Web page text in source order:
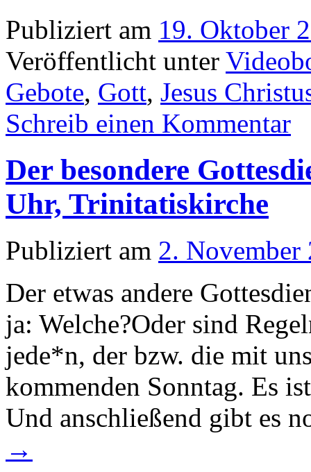
Publiziert am 19. Oktober
Veröffentlicht unter
Gebote, Gott, Jesus
Schreib einen Kommentar
Der besondere
Uhr, Trinitatiskirche
Publiziert am 2. November
Der etwas andere
ja: Welche?Oder sind
jede*n, der bzw. die mit
kommenden Sonntag. Es
Und anschließend gibt es
→